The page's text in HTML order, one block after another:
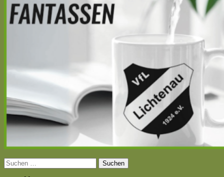
Suchen
nach: